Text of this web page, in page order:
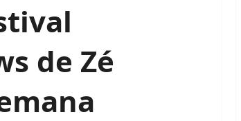
de Zé